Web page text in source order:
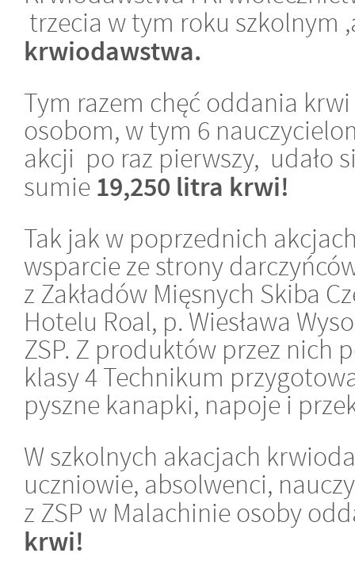
trzecia w tym roku szkolnym
krwiodawstwa.
Tym razem chęć oddania krwi
osobom, w tym 6
akcji po raz pierwszy, udało
sumie 19,250 litra krwi!
Tak jak w poprzednich
wsparcie ze strony
z Zakładów Mięsnych Skiba
Hotelu Roal, p. Wiesława
ZSP. Z produktów przez nich
klasy 4 Technikum
pyszne kanapki, napoje i
W szkolnych akacjach
uczniowie, absolwenci,
z ZSP w Malachinie osoby
krwi!